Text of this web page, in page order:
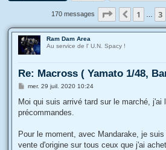
170 messages Page sur
1 3
Ram Dam Area
Au service de l' U.N. Spacy !
Re: Macross ( Yamato 1/48,
M
s
a
mer. 29 juil. 2020 10:24
Moi qui suis arrivé tard sur le marché, j'ai
précommandes.
Pour le moment, avec Mandarake, je
vente d'origine sur tous ceux que j'ai